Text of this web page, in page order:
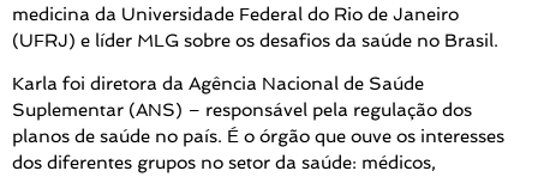
medicina da Universidade Federal do Rio de Janeiro
(UFRJ) e líder MLG sobre os desafios da saúde no Brasil.
Karla foi diretora da Agência Nacional de Saúde
Suplementar (ANS) – responsável pela regulação dos
planos de saúde no país. É o órgão que ouve os interesses
dos diferentes grupos no setor da saúde: médicos,